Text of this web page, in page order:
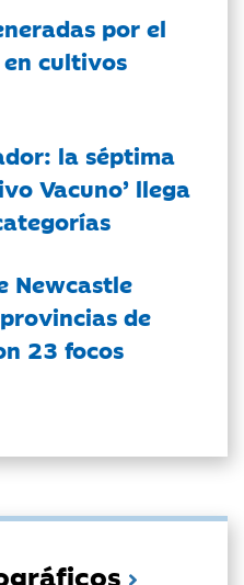
por el
cultivos
la séptima
Vacuno’ llega
Newcastle
de
23 focos